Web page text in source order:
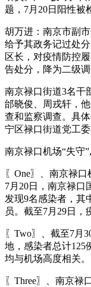
题，7月20日阳性被
胡万进：南京市副
给予其政务记过处
区长，对疫情防控
告处分，降为二级调
南京禄口街道3名干
邰晓俊、周戎轩，
查和监察调查。具
宁区禄口街道党工
南京禄口机场“失守
〖One〗、南京禄
7月20日，南京禄口
发现9名感染者，其
员。截至7月29日，
〖Two〗、截至7月
地，感染者总计125
均与机场高度相关。
〖Three〗、南京禄